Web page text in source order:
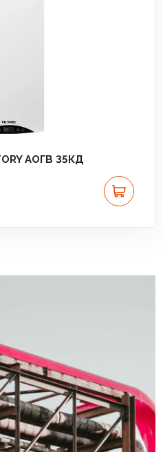
АОГВ 35КД